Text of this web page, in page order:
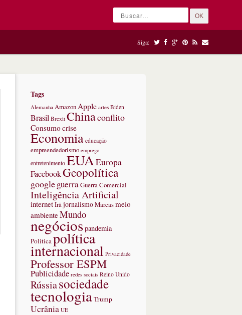
OK
Siga:
Tags
Alemanha Amazon Apple artes Biden
Brasil Brexit Chinaconflito
Consumocrise
Economia educação
empreendedorismo emprego
entretenimentoEUAEuropa
FacebookGeopolítica
googleguerraGuerra Comercial
Inteligência Artificial
internetIrãjornalismoMarcasmeio
ambienteMundo
negóciospandemia
Politicapolítica
internacional Privacidade
Professor ESPM
Publicidade redes sociais Reino Unido
Rússiasociedade
tecnologiaTrump
Ucrânia UE